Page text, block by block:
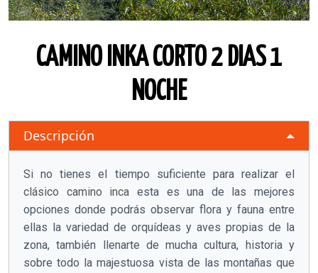
CAMINO INKA CORTO 2 DIAS 1
NOCHE
Descripción
Si no tienes el tiempo suficiente para realizar el
clásico camino inca esta es una de las mejores
opciones donde podrás observar flora y fauna entre
ellas la variedad de orquídeas y aves propias de la
zona, también llenarte de mucha cultura, historia y
sobre todo la majestuosa vista de las montañas que